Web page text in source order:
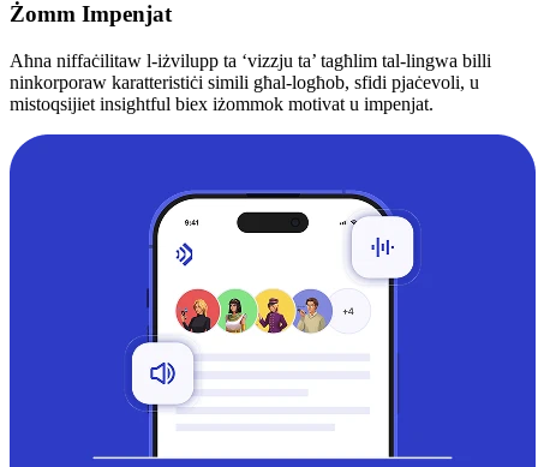
Żomm Impenjat
Aħna niffaċilitaw l-iżvilupp ta ‘vizzju ta’ tagħlim tal-lingwa billi
ninkorporaw karatteristiċi simili għal-logħob, sfidi pjaċevoli, u
mistoqsijiet insightful biex iżommok motivat u impenjat.